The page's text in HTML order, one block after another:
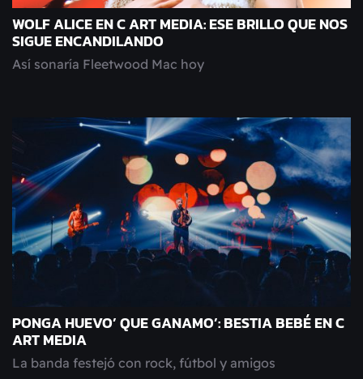
WOLF ALICE EN C ART MEDIA: ESE BRILLO QUE NOS
SIGUE ENCANDILANDO
Así sonaría Fleetwood Mac hoy
PONGA HUEVO’ QUE GANAMO’: BESTIA BEBÉ EN C
ART MEDIA
La banda festejó con rock, fútbol y amigos